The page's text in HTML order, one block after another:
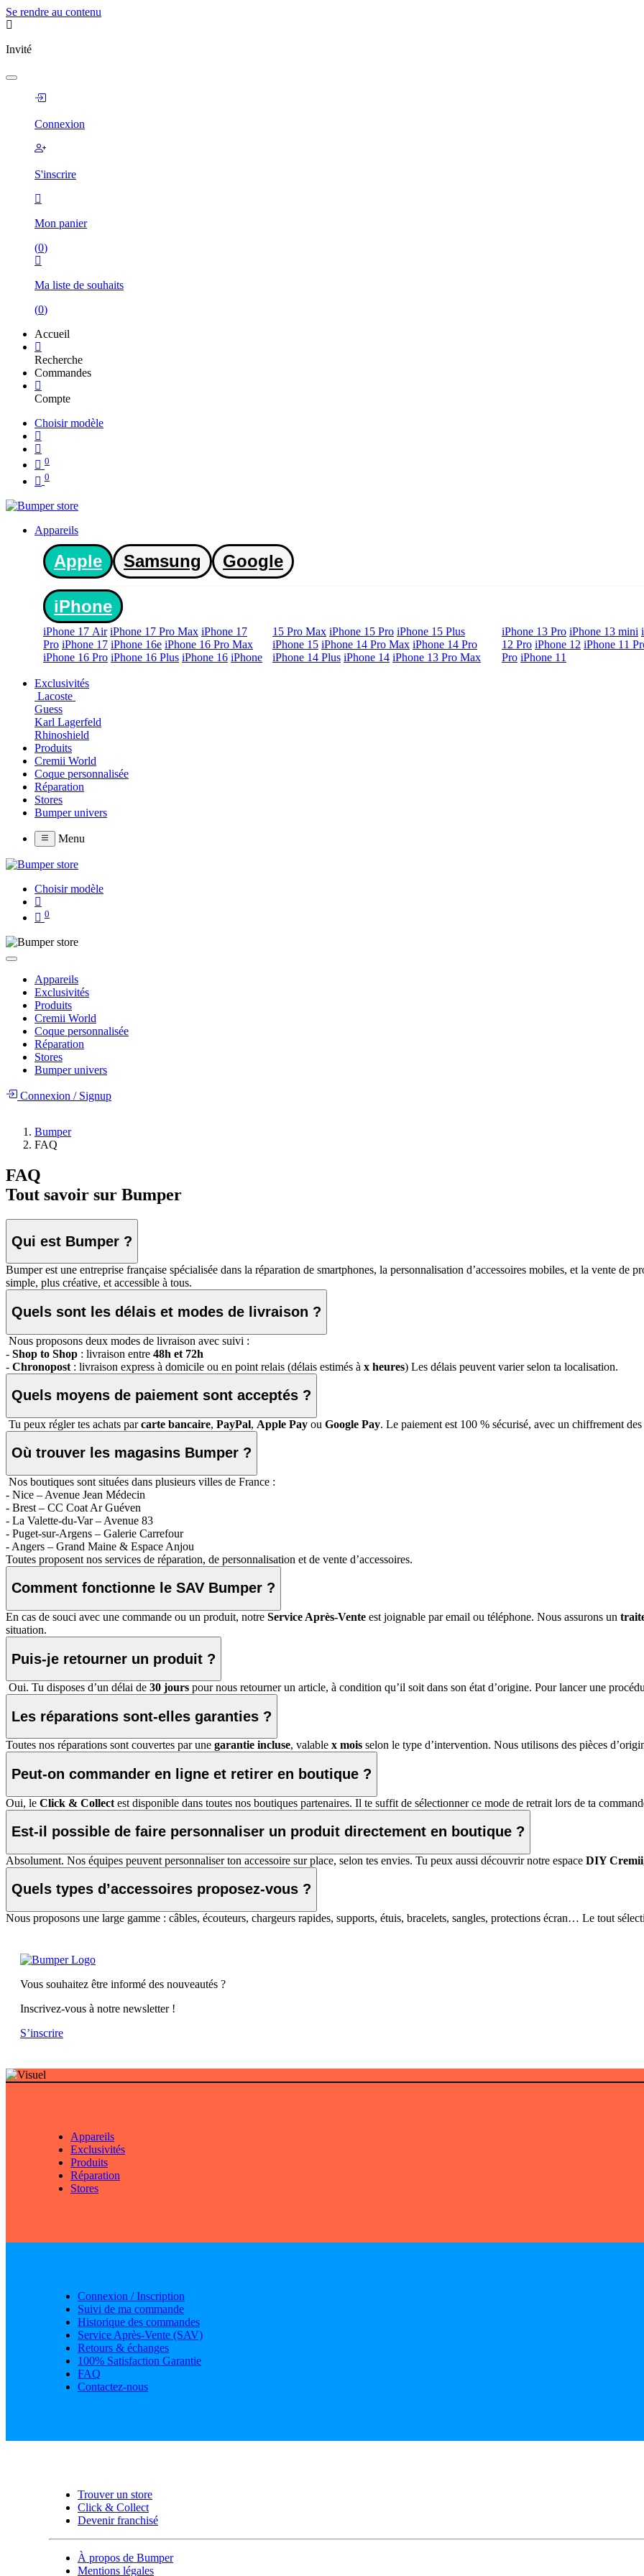
Se rendre au contenu
Invité
Connexion
S'inscrire
Mon panier
(0)
Ma liste de souhaits
(0)
Accueil
Recherche
Commandes
Compte
Choisir modèle
0
0
Appareils
Apple Samsung Google
iPhone
iPhone 17 Air iPhone 17 Pro Max iPhone 17
Pro iPhone 17 iPhone 16e iPhone 16 Pro Max
iPhone 16 Pro iPhone 16 Plus iPhone 16 iPhone
15 Pro Max iPhone 15 Pro iPhone 15 Plus
iPhone 15 iPhone 14 Pro Max iPhone 14 Pro
iPhone 14 Plus iPhone 14 iPhone 13 Pro Max
iPhone 13 Pro iPhone 13 mini
12 Pro iPhone 12 iPhone 11
Pro iPhone 11
Exclusivités
Lacoste
Guess
Karl Lagerfeld
Rhinoshield
Produits
Cremii World
Coque personnalisée
Réparation
Stores
Bumper univers
Menu
Choisir modèle
0
Appareils
Exclusivités
Produits
Cremii World
Coque personnalisée
Réparation
Stores
Bumper univers
Connexion /Signup
Bumper
FAQ
FAQ
Tout savoir sur Bumper
Qui est Bumper ?
Bumper est une entreprise française spécialisée dans la réparation de smartphones, la personnalisation d’accessoires mobiles, et la vente
simple, plus créative, et accessible à tous.
Quels sont les délais et modes de livraison ?
Nous proposons deux modes de livraison avec suivi :
- Shop to Shop : livraison entre 48h et 72h
- Chronopost : livraison express à domicile ou en point relais (délais estimés à x heures) Les délais peuvent varier selon ta localisation.
Quels moyens de paiement sont acceptés ?
Tu peux régler tes achats parcarte bancaire, PayPal, Apple Pay ou Google Pay. Le paiement est 100 % sécurisé, avec un chiffrement
Où trouver les magasins Bumper ?
Nos boutiques sont situées dans plusieurs villes de France :
- Nice – Avenue Jean Médecin
- Brest – CC Coat Ar Guéven
- La Valette-du-Var – Avenue 83
- Puget-sur-Argens – Galerie Carrefour
- Angers – Grand Maine & Espace Anjou
Toutes proposent nos services de réparation, de personnalisation et de vente d’accessoires.
Comment fonctionne le SAV Bumper ?
En cas de souci avec une commande ou un produit, notre Service Après-Vente est joignable par email ou téléphone. Nous assurons un
situation.
Puis-je retourner un produit ?
Oui. Tu disposes d’un délai de 30 jours pour nous retourner un article, à condition qu’il soit dans son état d’origine. Pour lancer une
Les réparations sont-elles garanties ?
Toutes nos réparations sont couvertes par une garantie incluse, valable x mois selon le type d’intervention. Nous utilisons des pièces
Peut-on commander en ligne et retirer en boutique ?
Oui, le Click & Collect est disponible dans toutes nos boutiques partenaires. Il te suffit de sélectionner ce mode de retrait lors de ta
Est-il possible de faire personnaliser un produit directement en boutique ?
Absolument. Nos équipes peuvent personnaliser ton accessoire sur place, selon tes envies. Tu peux aussi découvrir notre espace DIY Cremii
Quels types d’accessoires proposez-vous ?
Nous proposons une large gamme : câbles, écouteurs, chargeurs rapides, supports, étuis, bracelets, sangles, protections écran… Le tout
Vous souhaitez être informé des nouveautés ?
Inscrivez-vous à notre newsletter !
S’inscrire
Appareils
Exclusivités
Produits
Réparation
Stores
Connexion / Inscription
Suivi de ma commande
Historique des commandes
Service Après-Vente (SAV)
Retours & échanges
100% Satisfaction Garantie
FAQ
Contactez-nous
Trouver un store
Click & Collect
Devenir franchisé
À propos de Bumper
Mentions légales